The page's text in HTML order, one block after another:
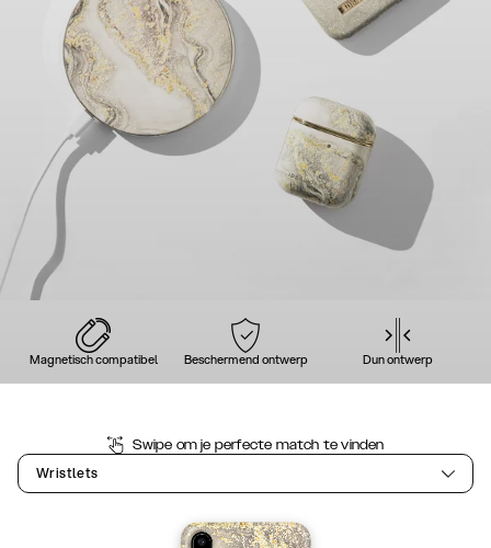
Magnetisch compatibel Beschermend ontwerp Dun ontwerp
Swipe om je perfecte match te vinden
Wristlets